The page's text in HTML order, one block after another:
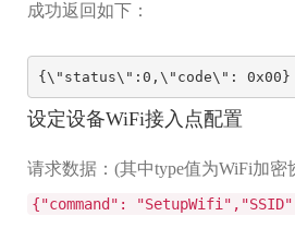
成功返回如下：
{\"status\":0,\"code\": 0x00}
设定设备WiFi接入点配置
请求数据：(其中type值为WiFi加
{"command":